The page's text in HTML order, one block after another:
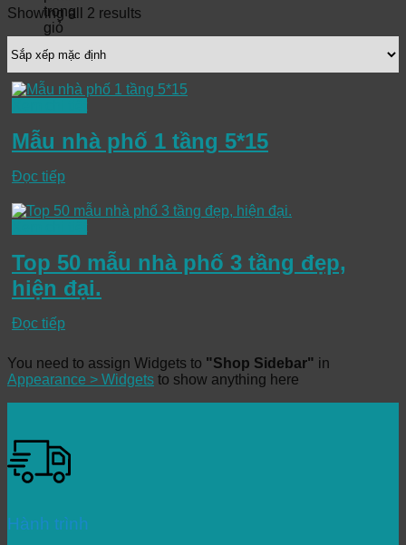
trong
giỏ
Showing all 2 results
Mẫu nhà phố 1 tầng 5*15
Đọc tiếp
Top 50 mẫu nhà phố 3 tầng đẹp,
hiện đại.
Đọc tiếp
You need to assign Widgets to "Shop Sidebar" in
Appearance > Widgets to show anything here
Hành trình